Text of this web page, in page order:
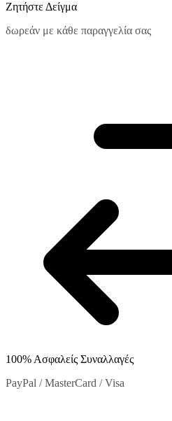
επιλεγούν
στη
σελίδα
προϊόν
πολλαπλές
σελίδα
Ζητήστε Δείγμα
δωρεάν με κάθε παραγγελία σας
100% Ασφαλείς Συναλλαγές
PayPal / MasterCard / Visa